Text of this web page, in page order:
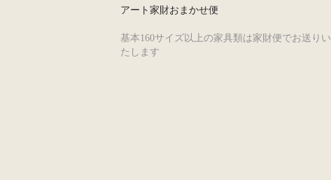
アート家財おまかせ便
基本160サイズ以上の家具類は家財便でお送りい
たします